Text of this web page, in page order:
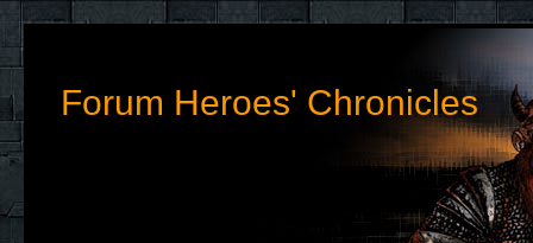
Forum Heroes' Chronicles